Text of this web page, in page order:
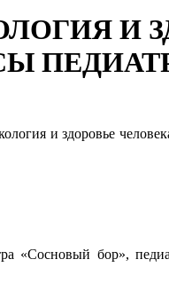
И
и здоровье
«Сосновый бор»,